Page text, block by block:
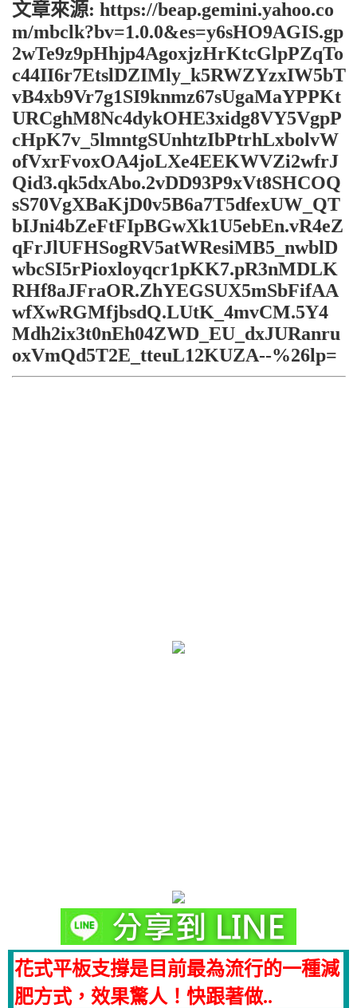
文章來源: https://beap.gemini.yahoo.co
m/mbclk?bv=1.0.0&es=y6sHO9AGIS.gp
2wTe9z9pHhjp4AgoxjzHrKtcGlpPZqTo
c44II6r7EtslDZIMly_k5RWZYzxIW5bT
vB4xb9Vr7g1SI9knmz67sUgaMaYPPKt
URCghM8Nc4dykOHE3xidg8VY5VgpP
cHpK7v_5lmntgSUnhtzIbPtrhLxbolvW
ofVxrFvoxOA4joLXe4EEKWVZi2wfrJ
Qid3.qk5dxAbo.2vDD93P9xVt8SHCOQ
sS70VgXBaKjD0v5B6a7T5dfexUW_QT
bIJni4bZeFtFIpBGwXk1U5ebEn.vR4eZ
qFrJlUFHSogRV5atWResiMB5_nwblD
wbcSI5rPioxloyqcr1pKK7.pR3nMDLK
RHf8aJFraOR.ZhYEGSUX5mSbFifAA
wfXwRGMfjbsdQ.LUtK_4mvCM.5Y4
Mdh2ix3t0nEh04ZWD_EU_dxJURanru
oxVmQd5T2E_tteuL12KUZA--%26lp=
花式平板支撐是目前最為流行的一種減
肥方式，效果驚人！快跟著做..